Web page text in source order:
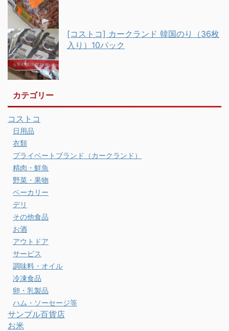
[コストコ] カークランド 韓国のり（36枚
入り）10パック
カテゴリー
コストコ
日用品
衣類
プライベートブランド（カークランド）
精肉・鮮魚
野菜・果物
ベーカリー
デリ
その他食品
お酒
アウトドア
サービス
調味料・オイル
冷凍食品
卵・乳製品
ハム・ソーセージ等
サンプル百貨店
お米